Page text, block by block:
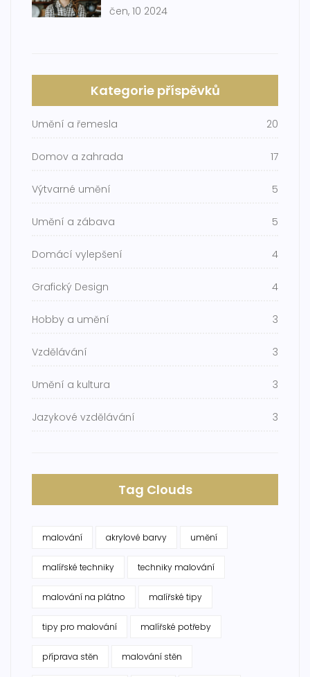
čen, 10 2024
Kategorie příspěvků
Umění a řemesla 20
Domov a zahrada 17
Výtvarné umění 5
Umění a zábava 5
Domácí vylepšení 4
Grafický Design 4
Hobby a umění 3
Vzdělávání 3
Umění a kultura 3
Jazykové vzdělávání 3
Tag Clouds
malování akrylové barvy umění
malířské techniky techniky malování
malování na plátno malířské tipy
tipy pro malování malířské potřeby
příprava stěn malování stěn